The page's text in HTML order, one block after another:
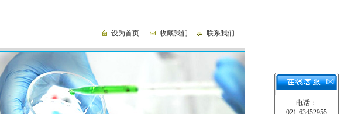
设为首页 收藏我们 联系我们
电话：
021-63452955